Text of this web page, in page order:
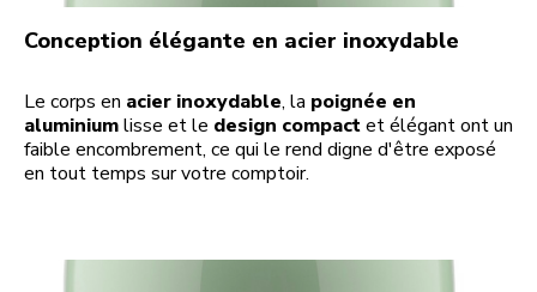
Conception élégante en acier inoxydable
Le corps en acier inoxydable, la poignée en
aluminiumlisse et le design compactet élégant ont un
faible encombrement, ce qui le rend digne d'être exposé
en tout temps sur votre comptoir.